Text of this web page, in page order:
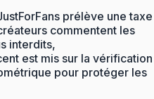
prélève une taxe
commentent les
interdits,
est mis sur la vérification
pour protéger les